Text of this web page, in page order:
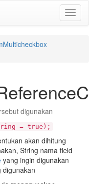
digunakan
= true);
akan dihitung
String nama field
yang ingin digunakan
digunakan